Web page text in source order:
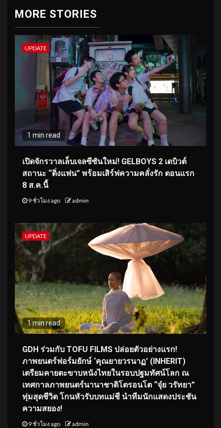
MORE STORIES
UPDATE
1 min read
เปิดจักรวาลเล็บเจลซีซันใหม่! GELBOYS 2 เดบิวต์
สถานะ “ติ่งแฟน” พร้อมเสิร์ฟความคลั่งรัก ตอนแรก
8 ส.ค.นี้
9 ชั่วโมง ago admin
UPDATE
1 min read
GDH ร่วมกับ TOFU FILMS ปล่อยตัวอย่างแรก!
ภาพยนตร์ฟอร์มยักษ์ ‘คุณยายวรนาฏ’ (INHERIT)
เตรียมคายตะขาบหนังไทยในรอบปฐมทัศน์โลก ณ
เทศกาลภาพยนตร์นานาชาติโตรอนโต “จุ๋ย วรัทยา”
ทุ่มสุดชีวิต โกนหัวรับบทแม่ชี นำทีมนักแสดงประชัน
ความสยอง!
9 ชั่วโมง ago admin